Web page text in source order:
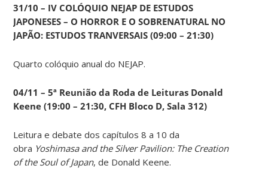
31/10 – IV COLÓQUIO NEJAP DE ESTUDOS
JAPONESES – O HORROR E O SOBRENATURAL NO
JAPÃO: ESTUDOS TRANVERSAIS (09:00 – 21:30)
Quarto colóquio anual do NEJAP.
04/11 – 5ª Reunião da Roda de Leituras Donald
Keene (19:00 – 21:30, CFH Bloco D, Sala 312)
Leitura e debate dos capítulos 8 a 10 da
obra Yoshimasa and the Silver Pavilion: The Creation
of the Soul of Japan, de Donald Keene.